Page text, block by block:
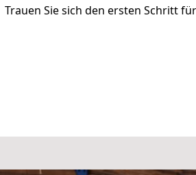
Trauen Sie sich den ersten Schritt